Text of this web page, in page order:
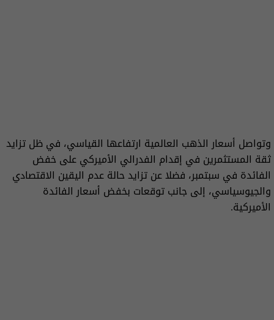
وتواصل أسعار الذهب العالمية ارتفاعها القياسي، في ظل تزايد
ثقة المستثمرين في إقدام الفدرالي الأميركي على خفض
الفائدة في سبتمبر، فضلا عن تزايد حالة عدم اليقين الاقتصادي
والجيوسياسي، إلى جانب توقعات بخفض أسعار الفائدة
الأميركية.